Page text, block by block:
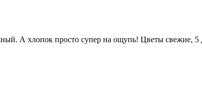
А хлопок просто супер на ощупь! Цветы свежие, 5